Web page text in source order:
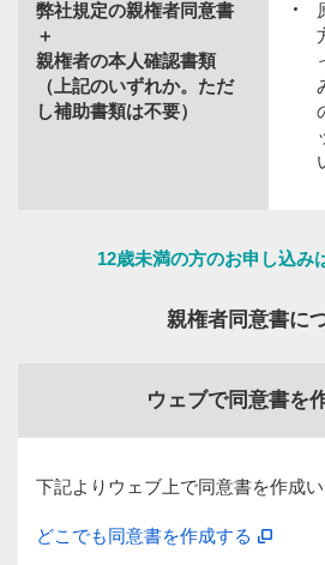
弊社規定の親権者同意書
＋
親権者の本人確認書類
（上記のいずれか。ただ
し補助書類は不要）
12歳未満の方のお申し込み
親権者同意書に
ウェブで同意書を
下記よりウェブ上で同意書を作成い
どこでも同意書を作成する